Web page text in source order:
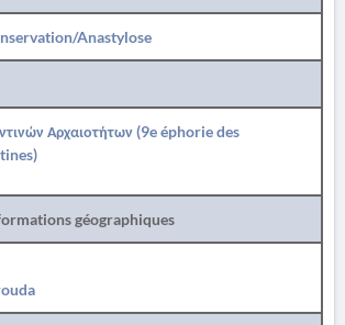
Anastylose
Αρχαιοτήτων (9e éphorie des
géographiques